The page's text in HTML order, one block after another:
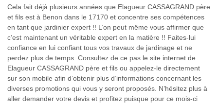
Cela fait déjà plusieurs années que Elagueur CASSAGRAND père
et fils est à Benon dans le 17170 et concentre ses compétences
en tant que jardinier expert !! L’on peut même vous affirmer que
c’est maintenant un véritable expert en la matière !! Faites-lui
confiance en lui confiant tous vos travaux de jardinage et ne
perdez plus de temps. Consultez de ce pas le site internet de
Elagueur CASSAGRAND père et fils ou appelez-le directement
sur son mobile afin d’obtenir plus d’informations concernant les
diverses promotions qui vous y seront proposés. N’hésitez plus à
aller demander votre devis et profitez puisque pour ce mois-ci